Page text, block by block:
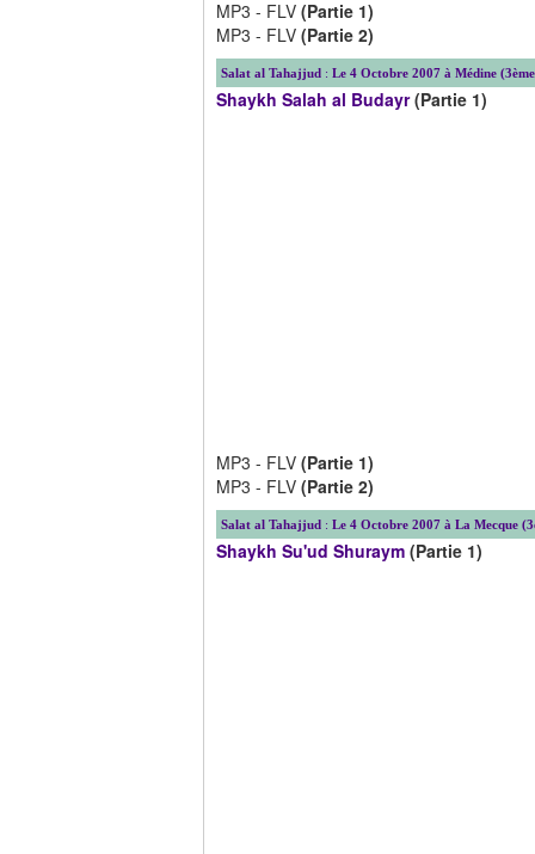
MP3 - FLV (Partie 1)
MP3 - FLV (Partie 2)
Salat al Tahajjud : Le 4 Octobre 2007 à Médine
Shaykh Salah al Budayr(Partie 1)
MP3 - FLV (Partie 1)
MP3 - FLV (Partie 2)
Salat al Tahajjud : Le 4 Octobre 2007 à La Mecque
Shaykh Su'ud Shuraym (Partie 1)